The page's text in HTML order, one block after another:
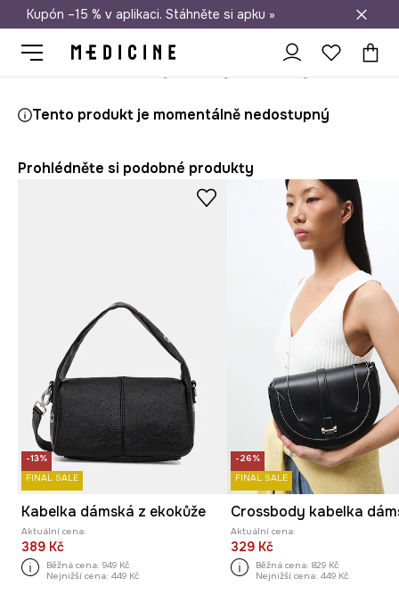
Doprava zdarma při nákupu nad 1 200 Kč
Kupón –15 % v aplikaci. Stáhněte si apku »
Tento produkt je momentálně nedostupný
Prohlédněte si podobné produkty
-13%
FINAL SALE
Kabelka dámská z ekokůže
Aktuální cena:
389 Kč
Běžná cena: 949 Kč
Nejnižší cena: 449 Kč
-26%
FINAL SALE
Aktuální cena:
329 Kč
Běžná cena: 829 Kč
Nejnižší cena: 449 Kč